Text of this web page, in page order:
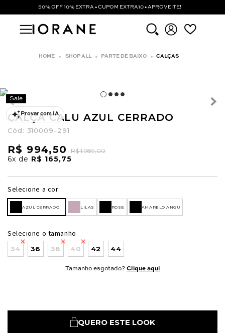
50% OFF 10% EXTRA • CUPOM EXTRA10 • APROVEITE!
SHOP ALL PARTE DE BAIXO CALÇAS
Provar com IA
Sale
CALÇA CALU AZUL CERRADO
Cód: 310009-291
R$ 994,50 R$ 1.989,00
6x de R$ 165,75
Selecione a cor
AZUL CERRADO LILAS ROSE AMARELO ANGU
Selecione o tamanho
34 36 38 40 42 44
Tamanho esgotado? Clique aqui
QUERO ESTE LOOK